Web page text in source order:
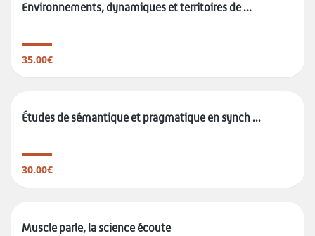
Environnements, dynamiques et territoires de ...
35.00€
Études de sémantique et pragmatique en synch ...
30.00€
Muscle parle, la science écoute